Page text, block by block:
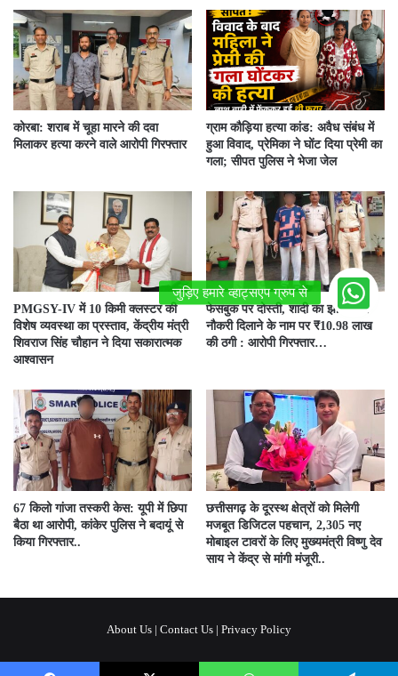
कोरबा: शराब में चूहा मारने की दवा
मिलाकर हत्या करने वाले आरोपी गिरफ्तार
ग्राम कौड़िया हत्या कांड: अवैध संबंध में
हुआ विवाद, प्रेमिका ने घोंट दिया प्रेमी का
गला; सीपत पुलिस ने भेजा जेल
PMGSY-IV में 10 किमी क्लस्टर की
विशेष व्यवस्था का प्रस्ताव, केंद्रीय मंत्री
शिवराज सिंह चौहान ने दिया सकारात्मक
आश्वासन
फेसबुक पर दोस्ती, शादी का झांसा और
नौकरी दिलाने के नाम पर ₹10.98 लाख
की ठगी : आरोपी गिरफ्तार…
67 किलो गांजा तस्करी केस: यूपी में छिपा
बैठा था आरोपी, कांकेर पुलिस ने बदायूं से
किया गिरफ्तार..
छत्तीसगढ़ के दूरस्थ क्षेत्रों को मिलेगी
मजबूत डिजिटल पहचान, 2,305 नए
मोबाइल टावरों के लिए मुख्यमंत्री विष्णु देव
साय ने केंद्र से मांगी मंजूरी..
About Us | Contact Us | Privacy Policy